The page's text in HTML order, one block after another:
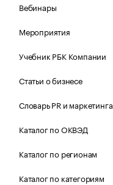
Вебинары
Мероприятия
Учебник РБК Компании
Статьи о бизнесе
Словарь PR и маркетинга
Каталог по ОКВЭД
Каталог по регионам
Каталог по категориям